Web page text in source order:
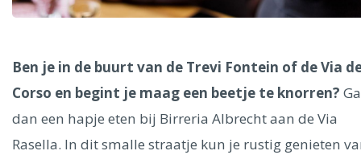
Dresden
Ålesund
Ben je in de buurt van de Trevi Fontein of de Via
Corso en begint je maag een beetje te knorren? Ga
dan een hapje eten bij Birreria Albrecht aan de Via
Rasella. In dit smalle straatje kun je rustig genieten